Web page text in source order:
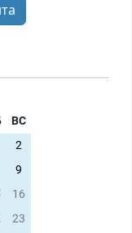
ВС
2
9
16
23